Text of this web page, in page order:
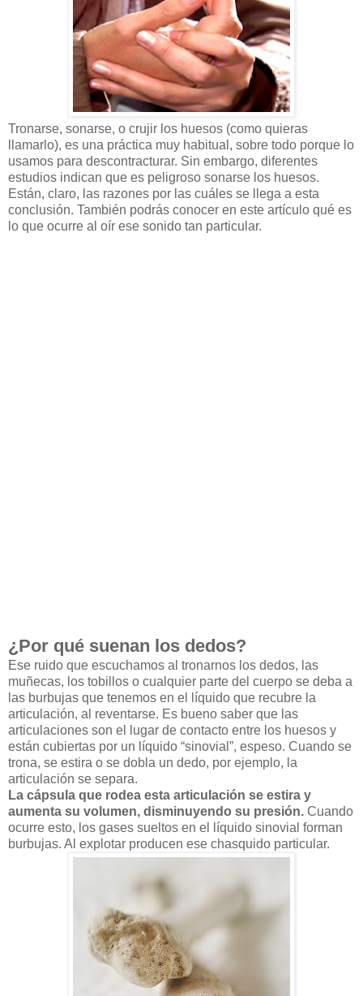
Tronarse, sonarse, o crujir los huesos (como quieras
llamarlo), es una práctica muy habitual, sobre todo porque lo
usamos para descontracturar. Sin embargo, diferentes
estudios indican que es peligroso sonarse los huesos.
Están, claro, las razones por las cuáles se llega a esta
conclusión. También podrás conocer en este artículo qué es
lo que ocurre al oír ese sonido tan particular.
¿Por qué suenan los dedos?
Ese ruido que escuchamos al tronarnos los dedos, las
muñecas, los tobillos o cualquier parte del cuerpo se deba a
las burbujas que tenemos en el líquido que recubre la
articulación, al reventarse. Es bueno saber que las
articulaciones son el lugar de contacto entre los huesos y
están cubiertas por un líquido “sinovial”, espeso. Cuando se
trona, se estira o se dobla un dedo, por ejemplo, la
articulación se separa.
La cápsula que rodea esta articulación se estira y
aumenta su volumen, disminuyendo su presión. Cuando
ocurre esto, los gases sueltos en el líquido sinovial forman
burbujas. Al explotar producen ese chasquido particular.